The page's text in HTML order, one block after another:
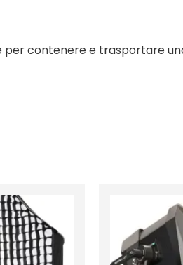
contenere e trasportare